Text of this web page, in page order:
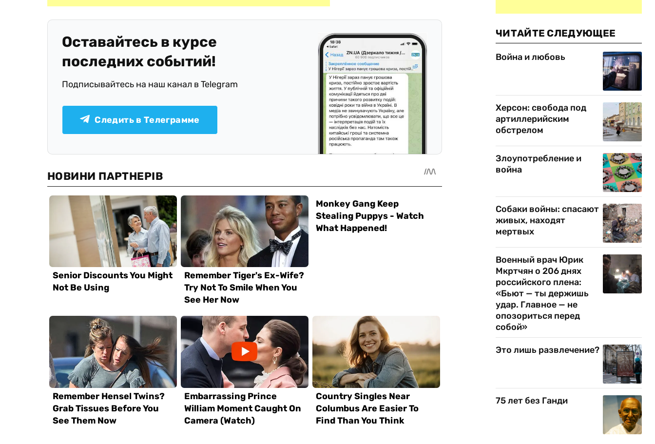
Оставайтесь в курсе
последних событий!
Подписывайтесь на наш канал в Telegram
Следить в Телеграмме
ЧИТАЙТЕ СЛЕДУЮЩЕЕ
Война и любовь
Херсон: свобода под
артиллерийским
обстрелом
Злоупотребление и
война
Собаки войны: спасают
живых, находят
мертвых
Военный врач Юрик
Мкртчян о 206 днях
российского плена:
«Бьют — ты держишь
удар. Главное — не
опозориться перед
собой»
Это лишь развлечение?
75 лет без Ганди